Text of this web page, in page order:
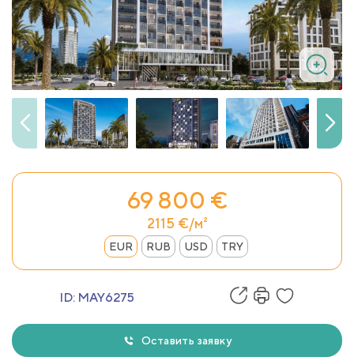
69 800 €
2115 €/м²
EUR RUB USD TRY
ID: MAY6275
Оставить заявку